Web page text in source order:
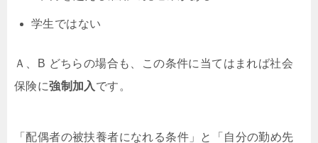
学生ではない
Ａ、B どちらの場合も、この条件に当てはまれば社会
保険に強制加入 です。
「配偶者の被扶養者になれる条件」と「自分の勤め先